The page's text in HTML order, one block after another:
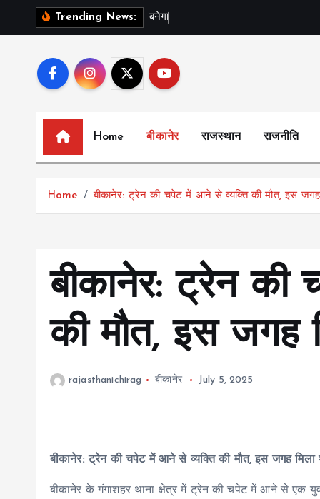
Trending News: बनग
Home बीकानेर राजस्थान राजनीति
Home बीकानेर: ट्रेन की चपेट में आने से व्यक्ति की मौत, इस जगह
बीकानेर: ट्रेन
की मौत, इस जगह
rajasthanichirag बीकानेर July 5, 2025
बीकानेर: ट्रेन की चपेट में आने से व्यक्ति की मौत, इस जगह मिला
बीकानेर के गंगाशहर थाना क्षेत्र में ट्रेन की चपेट में आने से एक